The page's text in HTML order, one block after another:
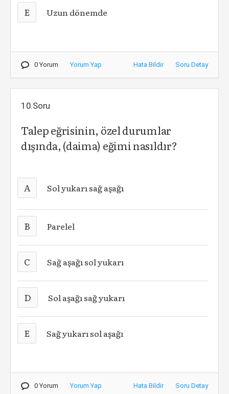
E Uzun dönemde
0 Yorum Yorum Yap Hata Bildir Soru Detay
10.Soru
Talep eğrisinin, özel durumlar
dışında, (daima) eğimi nasıldır?
A Sol yukarı sağ aşağı
B Parelel
C Sağ aşağı sol yukarı
D Sol aşağı sağ yukarı
E Sağ yukarı sol aşağı
0 Yorum Yorum Yap Hata Bildir Soru Detay